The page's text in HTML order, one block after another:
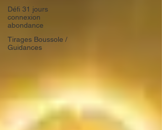
Défi 31 jours
connexion
abondance
Tirages Boussole /
Guidances